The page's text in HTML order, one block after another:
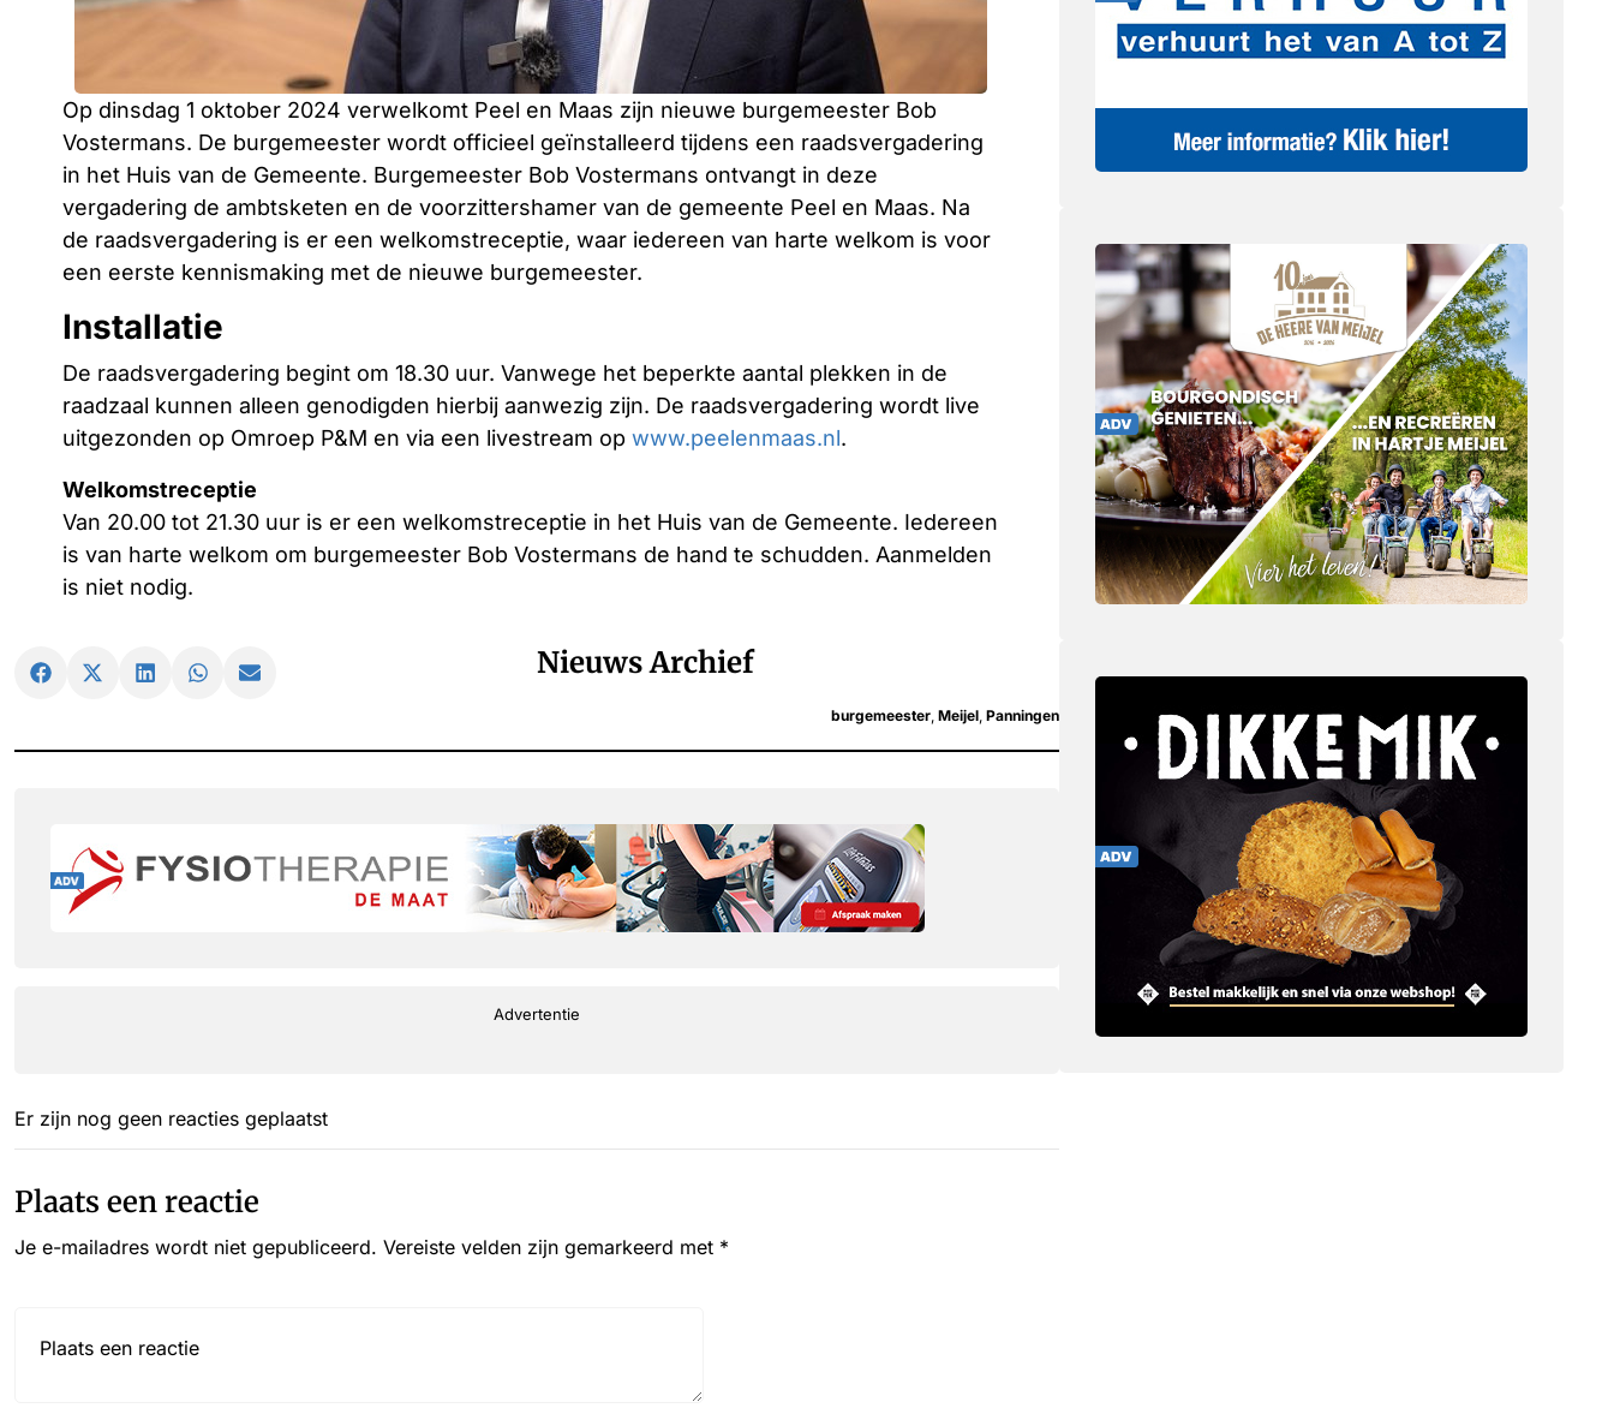
Op dinsdag 1 oktober 2024 verwelkomt Peel en Maas zijn nieuwe burgemeester Bob
Vostermans. De burgemeester wordt officieel geïnstalleerd tijdens een raadsvergadering
in het Huis van de Gemeente. Burgemeester Bob Vostermans ontvangt in deze
vergadering de ambtsketen en de voorzittershamer van de gemeente Peel en Maas. Na
de raadsvergadering is er een welkomstreceptie, waar iedereen van harte welkom is voor
een eerste kennismaking met de nieuwe burgemeester.
Installatie
De raadsvergadering begint om 18.30 uur. Vanwege het beperkte aantal plekken in de
raadzaal kunnen alleen genodigden hierbij aanwezig zijn. De raadsvergadering wordt live
uitgezonden op Omroep P&M en via een livestream op www.peelenmaas.nl.
Welkomstreceptie
Van 20.00 tot 21.30 uur is er een welkomstreceptie in het Huis van de Gemeente. Iedereen
is van harte welkom om burgemeester Bob Vostermans de hand te schudden. Aanmelden
is niet nodig.
Nieuws Archief
burgemeester Meijel Panningen
Advertentie
Er zijn nog geen reacties geplaatst
Plaats een reactie
Je e-mailadres wordt niet gepubliceerd. Vereiste velden zijn gemarkeerd met *